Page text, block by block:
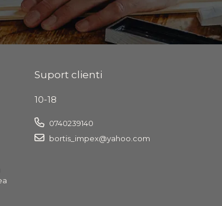
Suport clienti
10-18
0740239140
bortis_impex@yahoo.com